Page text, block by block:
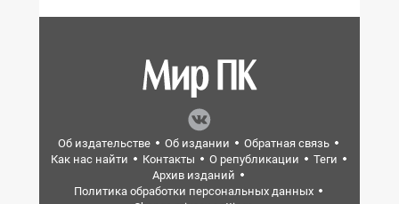
Об издательстве Об издании
Обратная связь
Как нас найти
Контакты О републикации
Теги
Архив изданий
Политика обработки персональных данных